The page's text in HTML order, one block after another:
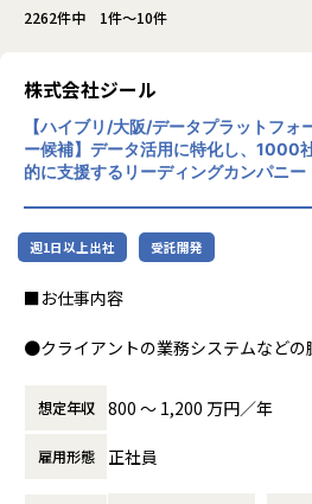
2262件中 1件～10件
株式会社ジール
【ハイブリ/大阪/データプラットフ
ー候補】データ活用に特化し、1000
的に支援するリーディングカンパニー
週1日以上出社 受託開発
■お仕事内容
●クライアントの業務システムなどの
s Intelligence)と呼ばれるシステムの
を行っています。またクラウドを含む
想から実施します。
想定年収 800 〜 1,200 万円／年
雇用形態 正社員